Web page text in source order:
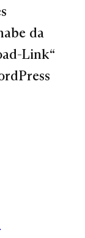
da
Link“